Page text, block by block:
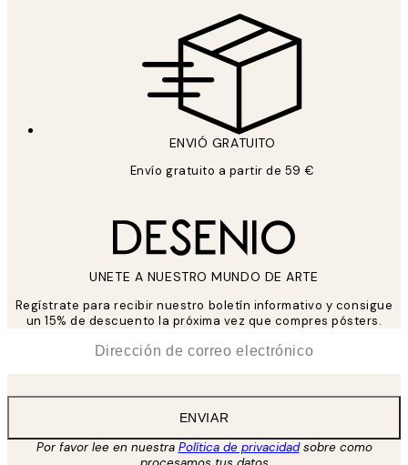
ENVIÓ GRATUITO
Envío gratuito a partir de 59 €
UNETE A NUESTRO MUNDO DE ARTE
Regístrate para recibir nuestro boletín informativo y consigue
un 15% de descuento la próxima vez que compres pósters.
ENVIAR
Por favor lee en nuestra Política de privacidadsobre como